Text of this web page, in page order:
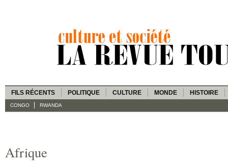
FILS RÉCENTS POLITIQUE CULTURE MONDE HISTOIRE
CONGO RWANDA
Afrique